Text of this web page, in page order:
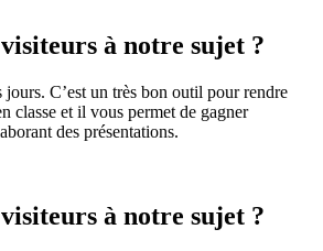
à notre sujet ?
jours. C’est un très bon outil pour rendre
classe et il vous permet de gagner
des présentations.
à notre sujet ?